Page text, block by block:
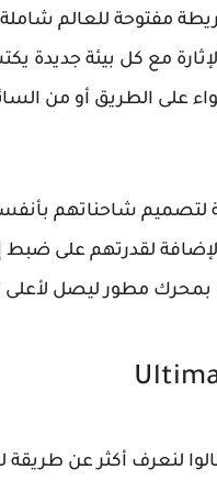
مفتوحة للعالم
مع كل بيئة جديدة
على الطريق أو من
لتصميم شاحناتهم
لقدرتهم على ضبط
مطور ليصل لأعلى
لنعرف أكثر عن طريقة